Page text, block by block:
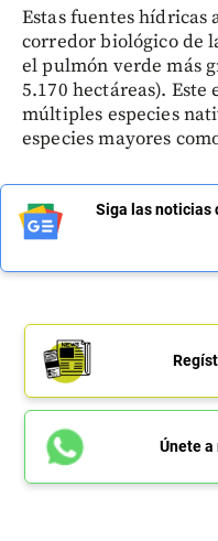
Estas fuentes
corredor biológico de
el pulmón verde más
5.170 hectáreas). Este
múltiples especies
especies mayores
Siga las noticias
Únete a